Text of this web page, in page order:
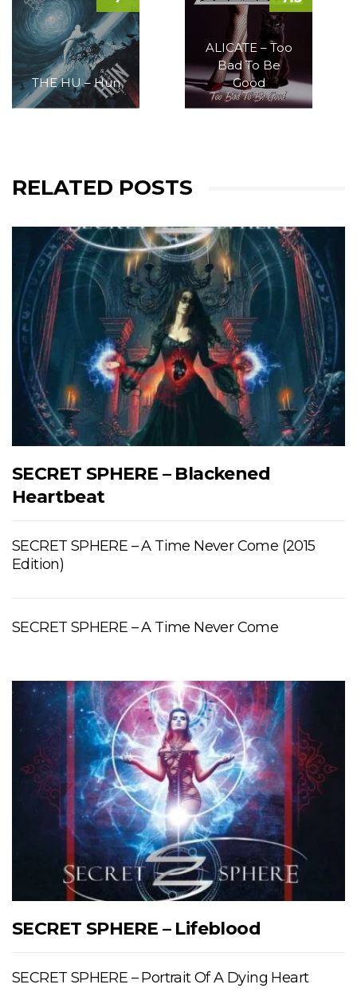
THE HU – Hun
ALICATE – Too
Bad To Be
Good
RELATED POSTS
SECRET SPHERE – Blackened
Heartbeat
SECRET SPHERE – A Time Never Come (2015
Edition)
SECRET SPHERE – A Time Never Come
SECRET SPHERE – Lifeblood
SECRET SPHERE – Portrait Of A Dying Heart